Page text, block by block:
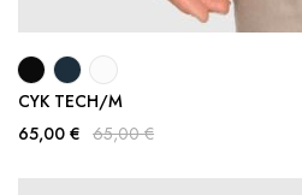
CYK TECH/M
65,00 € 65,00 €